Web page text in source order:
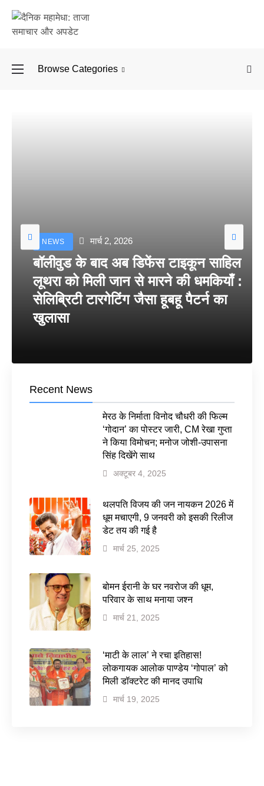
Browse Categories
NEWS मार्च 2, 2026
बॉलीवुड के बाद अब डिफेंस टाइकून साहिल
लूथरा को मिली जान से मारने की धमकियाँ :
सेलिब्रिटी टारगेटिंग जैसा हूबहू पैटर्न का
खुलासा
Recent News
मेरठ के निर्माता विनोद चौधरी की फिल्म
‘गोदान’ का पोस्टर जारी, CM रेखा गुप्ता
ने किया विमोचन; मनोज जोशी-उपासना
सिंह दिखेंगे साथ
अक्टूबर 4, 2025
थलपति विजय की जन नायकन 2026 में
धूम मचाएगी, 9 जनवरी को इसकी रिलीज
डेट तय की गई है
मार्च 25, 2025
बोमन ईरानी के घर नवरोज की धूम,
परिवार के साथ मनाया जश्न
मार्च 21, 2025
‘माटी के लाल’ ने रचा इतिहास!
लोकगायक आलोक पाण्डेय ‘गोपाल’ को
मिली डॉक्टरेट की मानद उपाधि
मार्च 19, 2025